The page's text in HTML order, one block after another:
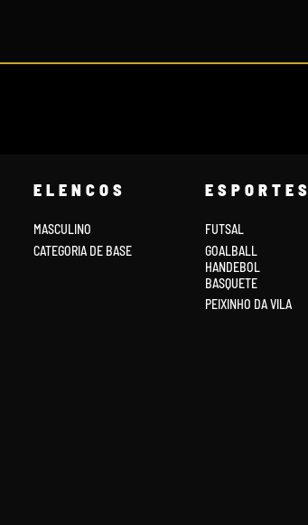
ELENCOS
MASCULINO
CATEGORIA DE BASE
ESPORTES
FUTSAL
GOALBALL
HANDEBOL
BASQUETE
PEIXINHO DA VILA